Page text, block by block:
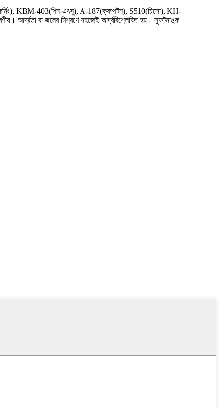
KBM-403(শিন-এৎসু), A-187(ক্রম্পটন), S510(চিসো), KH-
আর্দ্রতা বা জলের মিশ্রণে সহজেই আর্দ্রবিশ্লেষিত হয়। স্ফুটনাঙ্ক